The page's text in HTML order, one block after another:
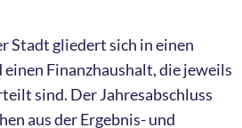
Stadt gliedert sich in einen
Finanzhaushalt, die jeweils
sind. Der Jahresabschluss
aus der Ergebnis- und